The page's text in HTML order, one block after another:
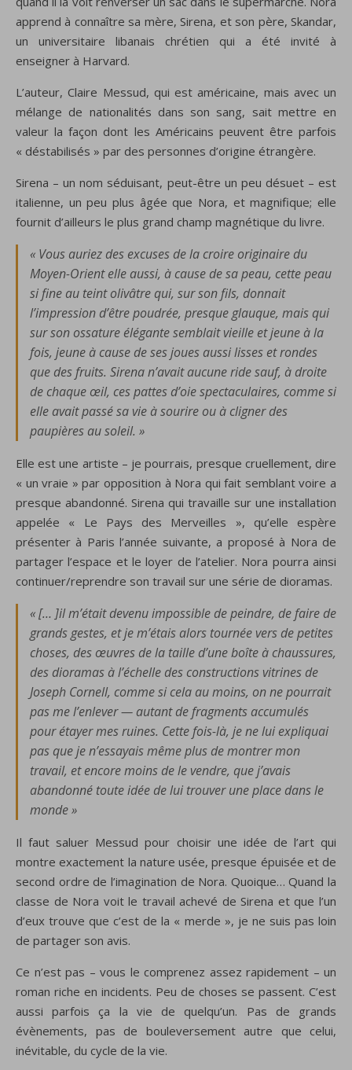
apprend à connaître sa mère, Sirena, et son père, Skandar,
un universitaire libanais chrétien qui a été invité à
enseigner à Harvard.
L’auteur, Claire Messud, qui est américaine, mais avec un
mélange de nationalités dans son sang, sait mettre en
valeur la façon dont les Américains peuvent être parfois
« déstabilisés » par des personnes d’origine étrangère.
Sirena – un nom séduisant, peut-être un peu désuet – est
italienne, un peu plus âgée que Nora, et magnifique; elle
fournit d’ailleurs le plus grand champ magnétique du livre.
« Vous auriez des excuses de la croire originaire du
Moyen-Orient elle aussi, à cause de sa peau, cette peau
si fine au teint olivâtre qui, sur son fils, donnait
l’impression d’être poudrée, presque glauque, mais qui
sur son ossature élégante semblait vieille et jeune à la
fois, jeune à cause de ses joues aussi lisses et rondes
que des fruits. Sirena n’avait aucune ride sauf, à droite
de chaque œil, ces pattes d’oie spectaculaires, comme si
elle avait passé sa vie à sourire ou à cligner des
paupières au soleil. »
Elle est une artiste – je pourrais, presque cruellement, dire
« un vraie » par opposition à Nora qui fait semblant voire a
presque abandonné. Sirena qui travaille sur une installation
appelée « Le Pays des Merveilles », qu’elle espère
présenter à Paris l’année suivante, a proposé à Nora de
partager l’espace et le loyer de l’atelier. Nora pourra ainsi
continuer/reprendre son travail sur une série de dioramas.
« [… ]il m’était devenu impossible de peindre, de faire de
grands gestes, et je m’étais alors tournée vers de petites
choses, des œuvres de la taille d’une boîte à chaussures,
des dioramas à l’échelle des constructions vitrines de
Joseph Cornell, comme si cela au moins, on ne pourrait
pas me l’enlever — autant de fragments accumulés
pour étayer mes ruines. Cette fois-là, je ne lui expliquai
pas que je n’essayais même plus de montrer mon
travail, et encore moins de le vendre, que j’avais
abandonné toute idée de lui trouver une place dans le
monde »
Il faut saluer Messud pour choisir une idée de l’art qui
montre exactement la nature usée, presque épuisée et de
second ordre de l’imagination de Nora. Quoique… Quand la
classe de Nora voit le travail achevé de Sirena et que l’un
d’eux trouve que c’est de la « merde », je ne suis pas loin
de partager son avis.
Ce n’est pas – vous le comprenez assez rapidement – un
roman riche en incidents. Peu de choses se passent. C’est
aussi parfois ça la vie de quelqu’un. Pas de grands
évènements, pas de bouleversement autre que celui,
inévitable, du cycle de la vie.